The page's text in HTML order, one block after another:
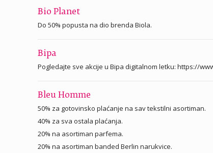
Bio Planet
Do 50% popusta na dio brenda Biola.
Bipa
Pogledajte sve akcije u Bipa digitalnom letku: https://
Bleu Homme
50% za gotovinsko plaćanje na sav tekstilni asortiman.
40% za sva ostala plaćanja.
20% na asortiman parfema.
20% na asortiman banded Berlin narukvice.